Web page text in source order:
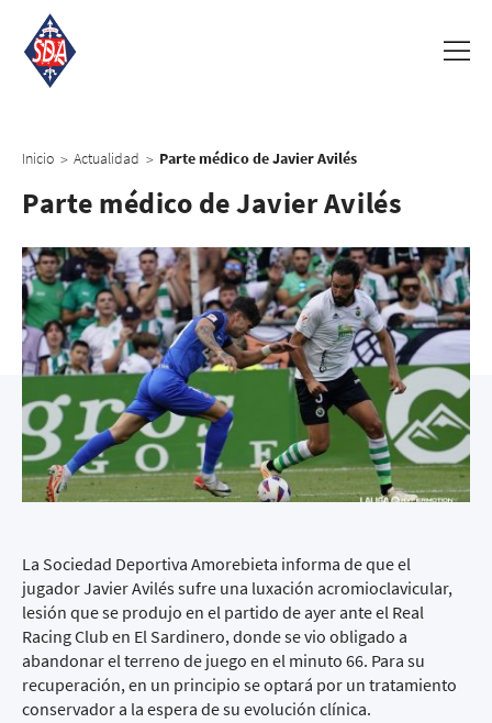
Inicio > Actualidad > Parte médico de Javier Avilés
Parte médico de Javier Avilés
La Sociedad Deportiva Amorebieta informa de que el
jugador Javier Avilés sufre una luxación acromioclavicular,
lesión que se produjo en el partido de ayer ante el Real
Racing Club en El Sardinero, donde se vio obligado a
abandonar el terreno de juego en el minuto 66. Para su
recuperación, en un principio se optará por un tratamiento
conservador a la espera de su evolución clínica.